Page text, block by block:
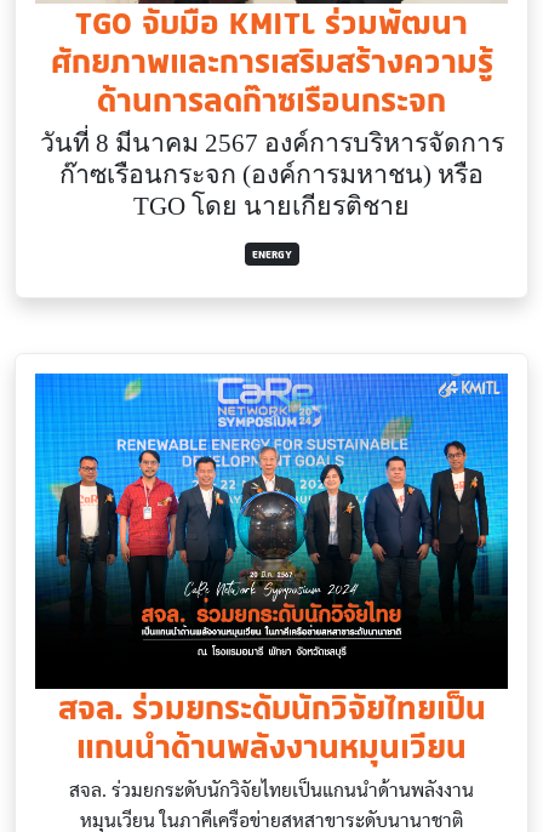
TGO จับมือ KMITL ร่วมพัฒนา
ศักยภาพและการเสริมสร้างความรู้
ด้านการลดก๊าซเรือนกระจก
วันที่ 8 มีนาคม 2567 องค์การบริหารจัดการ
ก๊าซเรือนกระจก (องค์การมหาชน) หรือ
TGO โดย นายเกียรติชาย
ENERGY
สจล. ร่วมยกระดับนักวิจัยไทยเป็น
แกนนำด้านพลังงานหมุนเวียน
สจล. ร่วมยกระดับนักวิจัยไทยเป็นแกนนำด้านพลังงาน
หมุนเวียน ในภาคีเครือข่ายสหสาขาระดับนานาชาติ